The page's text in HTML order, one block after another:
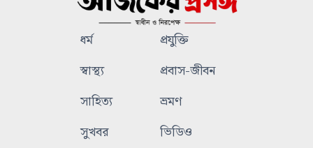
ধর্ম
প্রযুক্তি
স্বাস্থ্য
প্রবাস-জীবন
সাহিত্য
ভ্রমণ
সুখবর
ভিডিও